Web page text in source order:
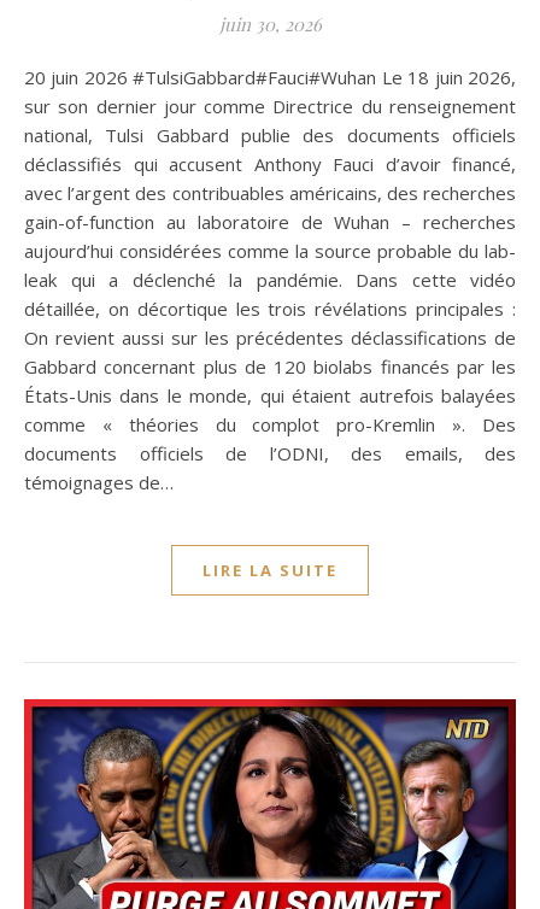
juin 30, 2026
20 juin 2026 #TulsiGabbard#Fauci#Wuhan Le 18 juin 2026,
sur son dernier jour comme Directrice du renseignement
national, Tulsi Gabbard publie des documents officiels
déclassifiés qui accusent Anthony Fauci d’avoir financé,
avec l’argent des contribuables américains, des recherches
gain-of-function au laboratoire de Wuhan – recherches
aujourd’hui considérées comme la source probable du lab-
leak qui a déclenché la pandémie. Dans cette vidéo
détaillée, on décortique les trois révélations principales :
On revient aussi sur les précédentes déclassifications de
Gabbard concernant plus de 120 biolabs financés par les
États-Unis dans le monde, qui étaient autrefois balayées
comme « théories du complot pro-Kremlin ». Des
documents officiels de l’ODNI, des emails, des
témoignages de…
LIRE LA SUITE